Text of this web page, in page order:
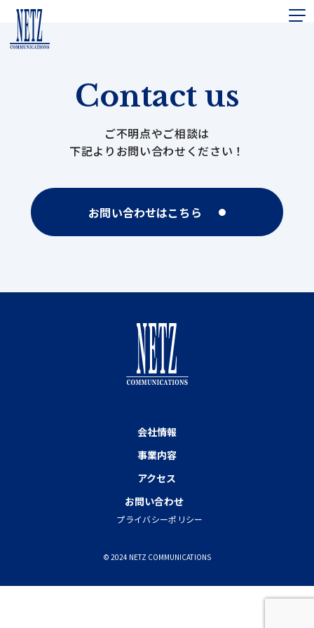
Contact us
ご不明点やご相談は
下記よりお問い合わせください！
お問い合わせはこちら
会社情報
事業内容
アクセス
お問い合わせ
プライバシーポリシー
© 2024 NETZ COMMUNICATIONS